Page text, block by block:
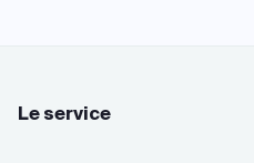
Le service